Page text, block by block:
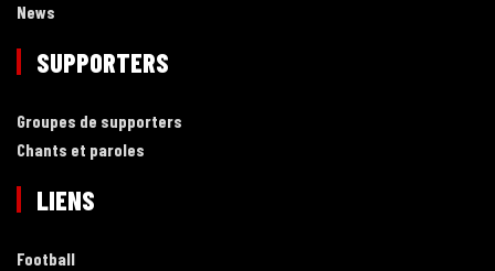
News
SUPPORTERS
Groupes de supporters
Chants et paroles
LIENS
Football